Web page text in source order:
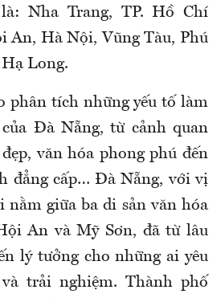
Nha Trang, TP. Hồ Chí
Hà Nội, Vũng Tàu, Phú
Long.
phân tích những yếu tố làm
Đà Nẵng, từ cảnh quan
văn hóa phong phú đến
đẳng cấp… Đà Nẵng, với vị
giữa ba di sản văn hóa
An và Mỹ Sơn, đã từ lâu
lý tưởng cho những ai yêu
trải nghiệm. Thành phố